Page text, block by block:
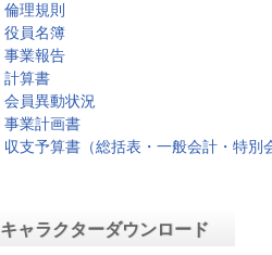
倫理規則
役員名簿
事業報告
計算書
会員異動状況
事業計画書
収支予算書（総括表・一般会計・特別
キャラクターダウンロード